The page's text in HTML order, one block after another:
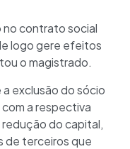
no contrato social
logo gere efeitos
o magistrado.
exclusão do sócio
a respectiva
do capital,
de terceiros que